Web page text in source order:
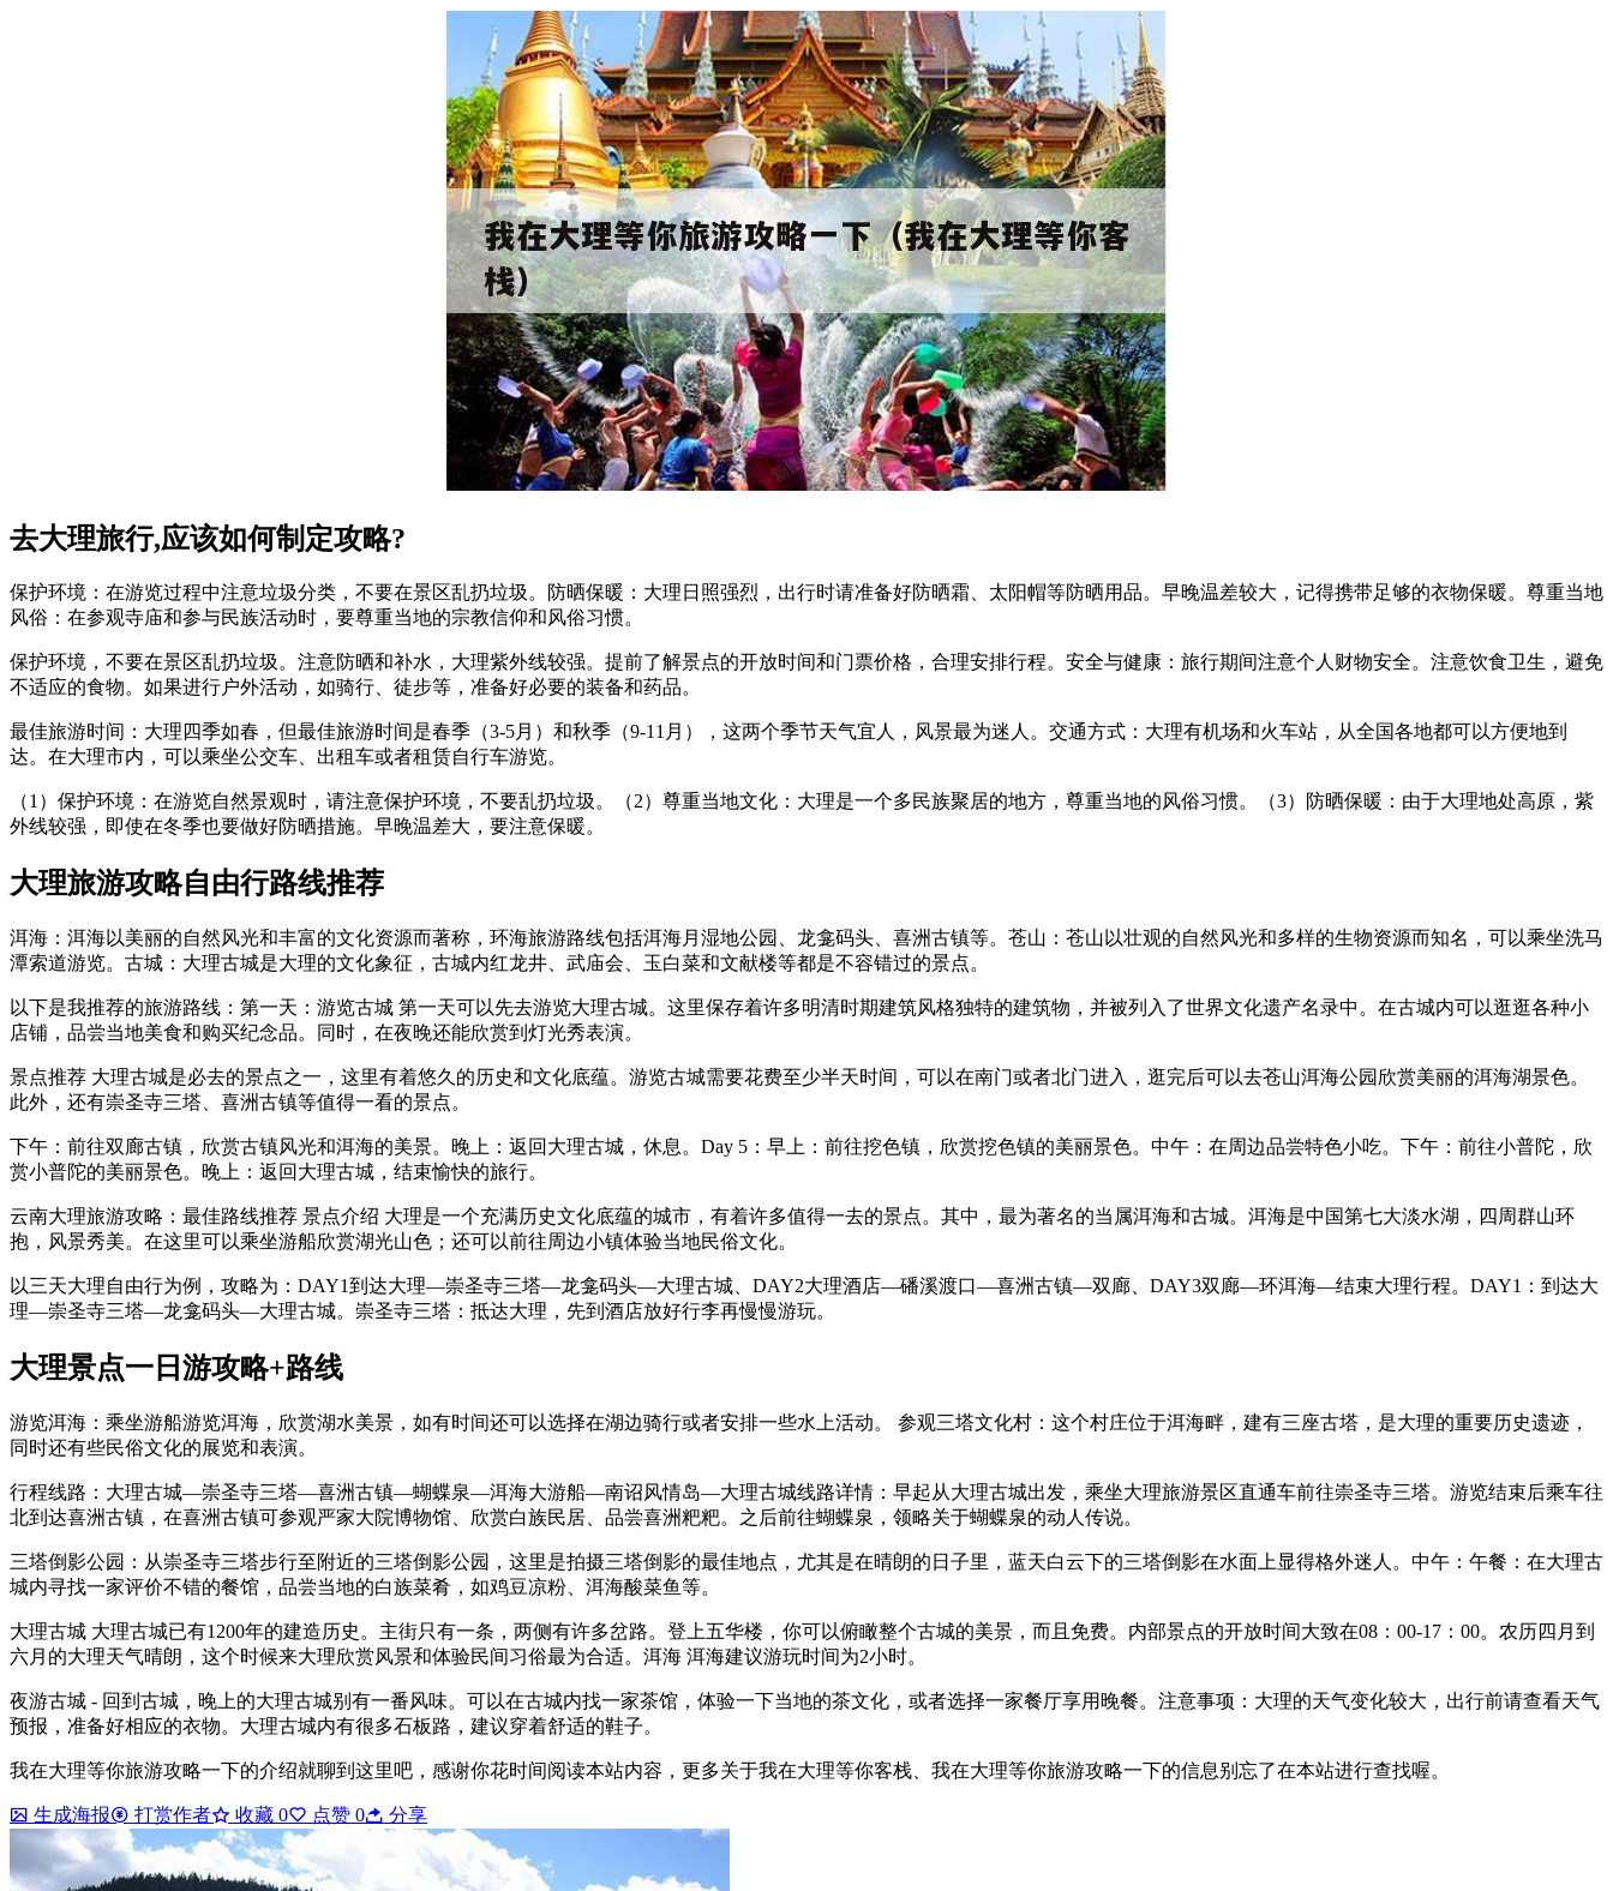
去大理旅行,应该如何制定攻略?
保护环境：在游览过程中注意垃圾分类，不要在景区乱扔垃圾。防晒保暖：大理日照强烈，出行时请准备好防晒霜、太阳帽等防晒用品。早晚温差较大，记得携带足够的衣物保暖。尊重当地
风俗：在参观寺庙和参与民族活动时，要尊重当地的宗教信仰和风俗习惯。
保护环境，不要在景区乱扔垃圾。注意防晒和补水，大理紫外线较强。提前了解景点的开放时间和门票价格，合理安排行程。安全与健康：旅行期间注意个人财物安全。注意饮食卫生，避免
不适应的食物。如果进行户外活动，如骑行、徒步等，准备好必要的装备和药品。
最佳旅游时间：大理四季如春，但最佳旅游时间是春季（3-5月）和秋季（9-11月），这两个季节天气宜人，风景最为迷人。交通方式：大理有机场和火车站，从全国各地都可以方便地到
达。在大理市内，可以乘坐公交车、出租车或者租赁自行车游览。
（1）保护环境：在游览自然景观时，请注意保护环境，不要乱扔垃圾。（2）尊重当地文化：大理是一个多民族聚居的地方，尊重当地的风俗习惯。（3）防晒保暖：由于大理地处高原，紫
外线较强，即使在冬季也要做好防晒措施。早晚温差大，要注意保暖。
大理旅游攻略自由行路线推荐
洱海：洱海以美丽的自然风光和丰富的文化资源而著称，环海旅游路线包括洱海月湿地公园、龙龛码头、喜洲古镇等。苍山：苍山以壮观的自然风光和多样的生物资源而知名，可以乘坐洗马
潭索道游览。古城：大理古城是大理的文化象征，古城内红龙井、武庙会、玉白菜和文献楼等都是不容错过的景点。
以下是我推荐的旅游路线：第一天：游览古城 第一天可以先去游览大理古城。这里保存着许多明清时期建筑风格独特的建筑物，并被列入了世界文化遗产名录中。在古城内可以逛逛各种小
店铺，品尝当地美食和购买纪念品。同时，在夜晚还能欣赏到灯光秀表演。
景点推荐 大理古城是必去的景点之一，这里有着悠久的历史和文化底蕴。游览古城需要花费至少半天时间，可以在南门或者北门进入，逛完后可以去苍山洱海公园欣赏美丽的洱海湖景色。
此外，还有崇圣寺三塔、喜洲古镇等值得一看的景点。
下午：前往双廊古镇，欣赏古镇风光和洱海的美景。晚上：返回大理古城，休息。Day 5：早上：前往挖色镇，欣赏挖色镇的美丽景色。中午：在周边品尝特色小吃。下午：前往小普陀，欣
赏小普陀的美丽景色。晚上：返回大理古城，结束愉快的旅行。
云南大理旅游攻略：最佳路线推荐 景点介绍 大理是一个充满历史文化底蕴的城市，有着许多值得一去的景点。其中，最为著名的当属洱海和古城。洱海是中国第七大淡水湖，四周群山环
抱，风景秀美。在这里可以乘坐游船欣赏湖光山色；还可以前往周边小镇体验当地民俗文化。
以三天大理自由行为例，攻略为：DAY1到达大理—崇圣寺三塔—龙龛码头—大理古城、DAY2大理酒店—磻溪渡口—喜洲古镇—双廊、DAY3双廊—环洱海—结束大理行程。DAY1：到达大
理—崇圣寺三塔—龙龛码头—大理古城。崇圣寺三塔：抵达大理，先到酒店放好行李再慢慢游玩。
大理景点一日游攻略+路线
游览洱海：乘坐游船游览洱海，欣赏湖水美景，如有时间还可以选择在湖边骑行或者安排一些水上活动。 参观三塔文化村：这个村庄位于洱海畔，建有三座古塔，是大理的重要历史遗迹，
同时还有些民俗文化的展览和表演。
行程线路：大理古城—崇圣寺三塔—喜洲古镇—蝴蝶泉—洱海大游船—南诏风情岛—大理古城线路详情：早起从大理古城出发，乘坐大理旅游景区直通车前往崇圣寺三塔。游览结束后乘车往
北到达喜洲古镇，在喜洲古镇可参观严家大院博物馆、欣赏白族民居、品尝喜洲粑粑。之后前往蝴蝶泉，领略关于蝴蝶泉的动人传说。
三塔倒影公园：从崇圣寺三塔步行至附近的三塔倒影公园，这里是拍摄三塔倒影的最佳地点，尤其是在晴朗的日子里，蓝天白云下的三塔倒影在水面上显得格外迷人。中午：午餐：在大理古
城内寻找一家评价不错的餐馆，品尝当地的白族菜肴，如鸡豆凉粉、洱海酸菜鱼等。
大理古城 大理古城已有1200年的建造历史。主街只有一条，两侧有许多岔路。登上五华楼，你可以俯瞰整个古城的美景，而且免费。内部景点的开放时间大致在08：00-17：00。农历四月到
六月的大理天气晴朗，这个时候来大理欣赏风景和体验民间习俗最为合适。洱海 洱海建议游玩时间为2小时。
夜游古城 - 回到古城，晚上的大理古城别有一番风味。可以在古城内找一家茶馆，体验一下当地的茶文化，或者选择一家餐厅享用晚餐。注意事项：大理的天气变化较大，出行前请查看天气
预报，准备好相应的衣物。大理古城内有很多石板路，建议穿着舒适的鞋子。
我在大理等你旅游攻略一下的介绍就聊到这里吧，感谢你花时间阅读本站内容，更多关于我在大理等你客栈、我在大理等你旅游攻略一下的信息别忘了在本站进行查找喔。
生成海报 打赏作者 收藏 0 点赞 0 分享